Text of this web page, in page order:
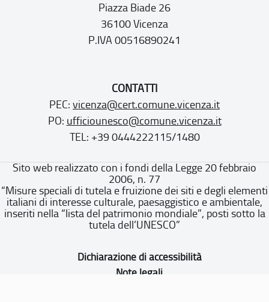
Piazza Biade 26
36100 Vicenza
P.IVA 00516890241
CONTATTI
PEC: vicenza@cert.comune.vicenza.it
PO: ufficiounesco@comune.vicenza.it
TEL: +39 0444222115/1480
Sito web realizzato con i fondi della Legge 20 febbraio
2006, n. 77
“Misure speciali di tutela e fruizione dei siti e degli elementi
italiani di interesse culturale, paesaggistico e ambientale,
inseriti nella “lista del patrimonio mondiale”, posti sotto la
tutela dell’UNESCO”
Dichiarazione di accessibilità
Note legali